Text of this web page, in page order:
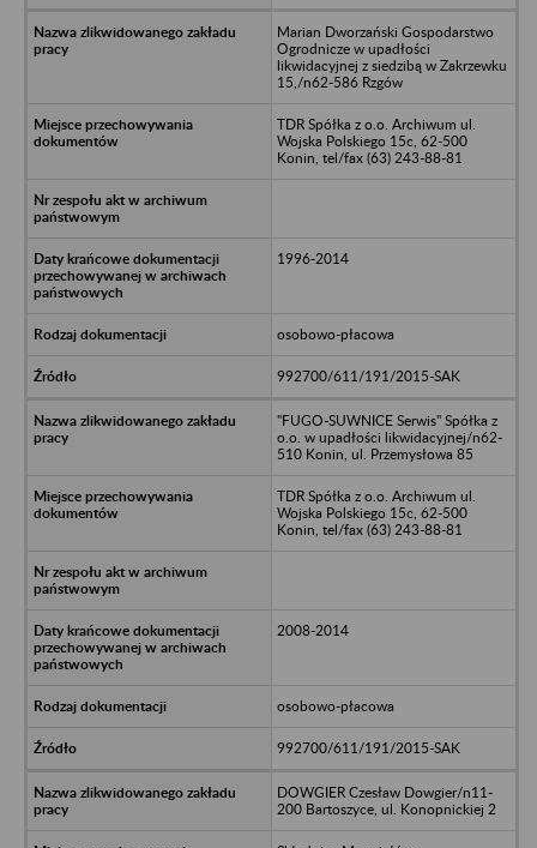
Marian Dworzański Gospodarstwo
Ogrodnicze w upadłości
likwidacyjnej z siedzibą w Zakrzewku
15,/n62-586 Rzgów
TDR Spółka z o.o. Archiwum ul.
Wojska Polskiego 15c, 62-500
Konin, tel/fax (63) 243-88-81
1996-2014
osobowo-płacowa
992700/611/191/2015-SAK
"FUGO-SUWNICE Serwis" Spółka z
o.o. w upadłości likwidacyjnej/n62-
510 Konin, ul. Przemysłowa 85
TDR Spółka z o.o. Archiwum ul.
Wojska Polskiego 15c, 62-500
Konin, tel/fax (63) 243-88-81
2008-2014
osobowo-płacowa
992700/611/191/2015-SAK
DOWGIER Czesław Dowgier/n11-
200 Bartoszyce, ul. Konopnickiej 2